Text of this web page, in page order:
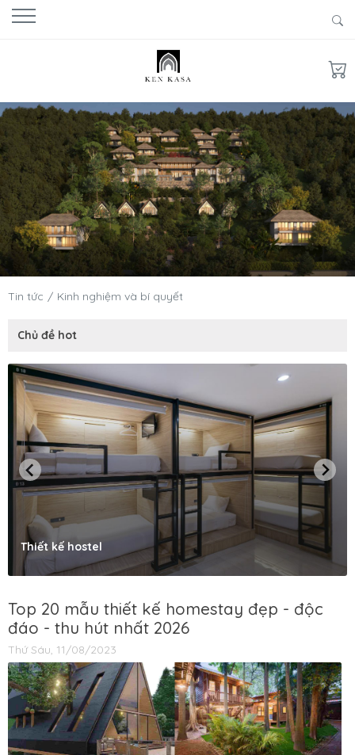
Tin tức Kinh nghiệm và bí quyết
Chủ đề hot
Thiết kế hostel
Top 20 mẫu thiết kế homestay đẹp - độc
đáo - thu hút nhất 2026
Thứ Sáu, 11/08/2023